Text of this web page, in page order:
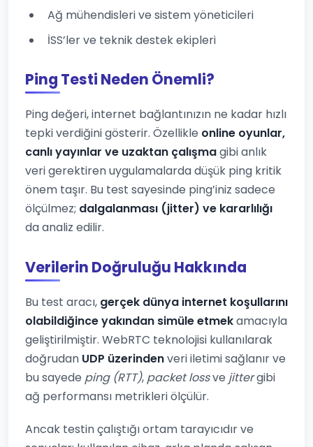
Ağ mühendisleri ve sistem yöneticileri
İSS’ler ve teknik destek ekipleri
Ping Testi Neden Önemli?
Ping değeri, internet bağlantınızın ne kadar hızlı
tepki verdiğini gösterir. Özellikle online oyunlar,
canlı yayınlar ve uzaktan çalışmagibi anlık
veri gerektiren uygulamalarda düşük ping kritik
önem taşır. Bu test sayesinde ping’iniz sadece
ölçülmez; dalgalanması (jitter) ve kararlılığı
da analiz edilir.
Verilerin Doğruluğu Hakkında
Bu test aracı, gerçek dünya internet koşullarını
olabildiğince yakından simüle etmekamacıyla
geliştirilmiştir. WebRTC teknolojisi kullanılarak
doğrudan UDP üzerindenveri iletimi sağlanır ve
bu sayede ping (RTT), packet lossve jittergibi
ağ performansı metrikleri ölçülür.
Ancak testin çalıştığı ortam tarayıcıdır ve